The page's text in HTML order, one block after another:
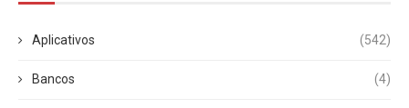
Aplicativos (542)
Bancos (4)